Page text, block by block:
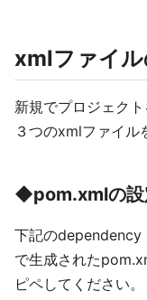
xmlファイル
新規でプロジェク
３つのxmlファイル
◆pom.xmlの設
下記のdependency
で生成された
ピペしてください。